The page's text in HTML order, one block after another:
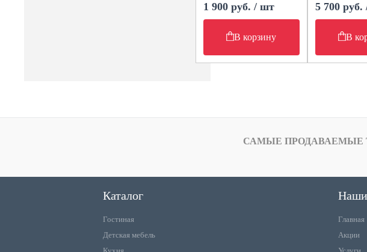
1 900 руб. / шт
В корзину
5 700
В
САМЫЕ ПРОДАВАЕМЫЕ
Каталог
Гостиная
Детская мебель
Наши
Главная
Акции